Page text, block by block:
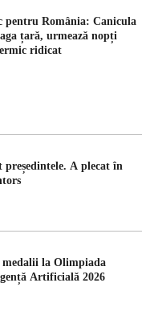
pentru România: Canicula
țară, urmează nopți
ridicat
A plecat în
medalii la Olimpiada
Artificială 2026